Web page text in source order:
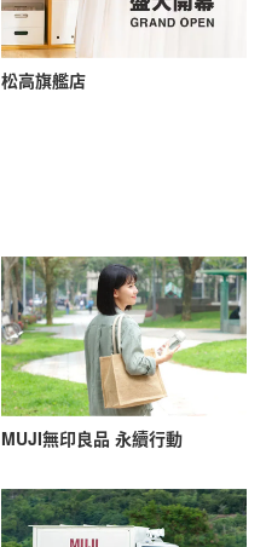
松高旗艦店
MUJI無印良品 永續行動